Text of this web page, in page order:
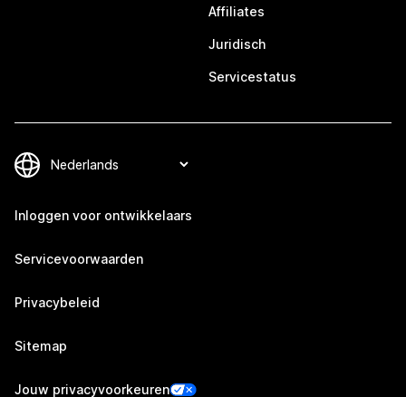
Affiliates
Juridisch
Servicestatus
Inloggen voor ontwikkelaars
Servicevoorwaarden
Privacybeleid
Sitemap
Jouw privacyvoorkeuren